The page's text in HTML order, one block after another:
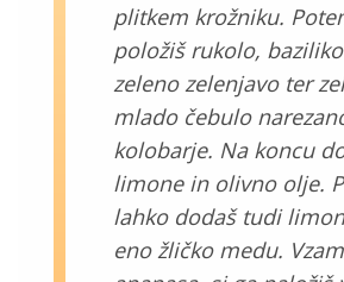
plitkem krožniku.
položiš rukolo,
zeleno zelenjavo ter
mlado čebulo
kolobarje. Na koncu
limone in olivno olje.
lahko dodaš tudi
eno žličko medu.